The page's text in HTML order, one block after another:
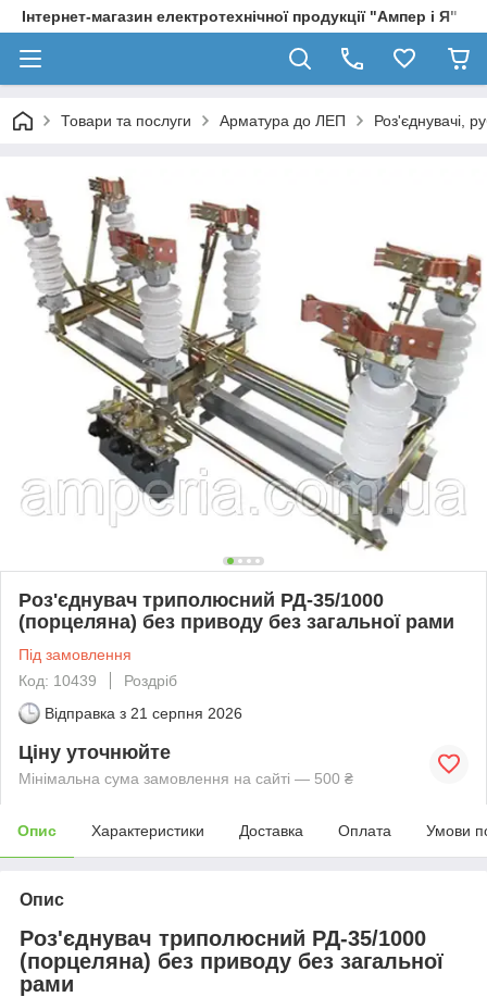
Інтернет-магазин електротехнічної продукції "Ампер і Я"
Товари та послуги Арматура до ЛЕП Роз'єднувачі,
Роз'єднувач триполюсний РД-35/1000
(порцеляна) без приводу без загальної рами
Під замовлення
Код: 10439
Роздріб
Відправка з 21 серпня 2026
Ціну уточнюйте
Мінімальна сума замовлення на сайті — 500 ₴
Опис Характеристики Доставка Оплата Умови
Опис
Роз'єднувач триполюсний РД-35/1000
(порцеляна) без приводу без загальної
рами